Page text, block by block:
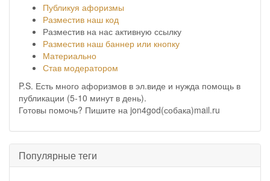
Публикуя афоризмы
Разместив наш код
Разместив на нас активную ссылку
Разместив наш баннер или кнопку
Материально
Став модератором
P.S. Есть много афоризмов в эл.виде и нужда помощь в
публикации (5-10 минут в день).
Готовы помочь? Пишите на jon4god(собака)mail.ru
Популярные теги